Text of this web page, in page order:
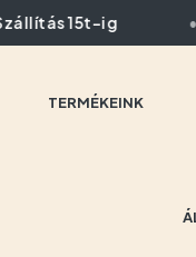
15t-ig
TERMÉKEINK